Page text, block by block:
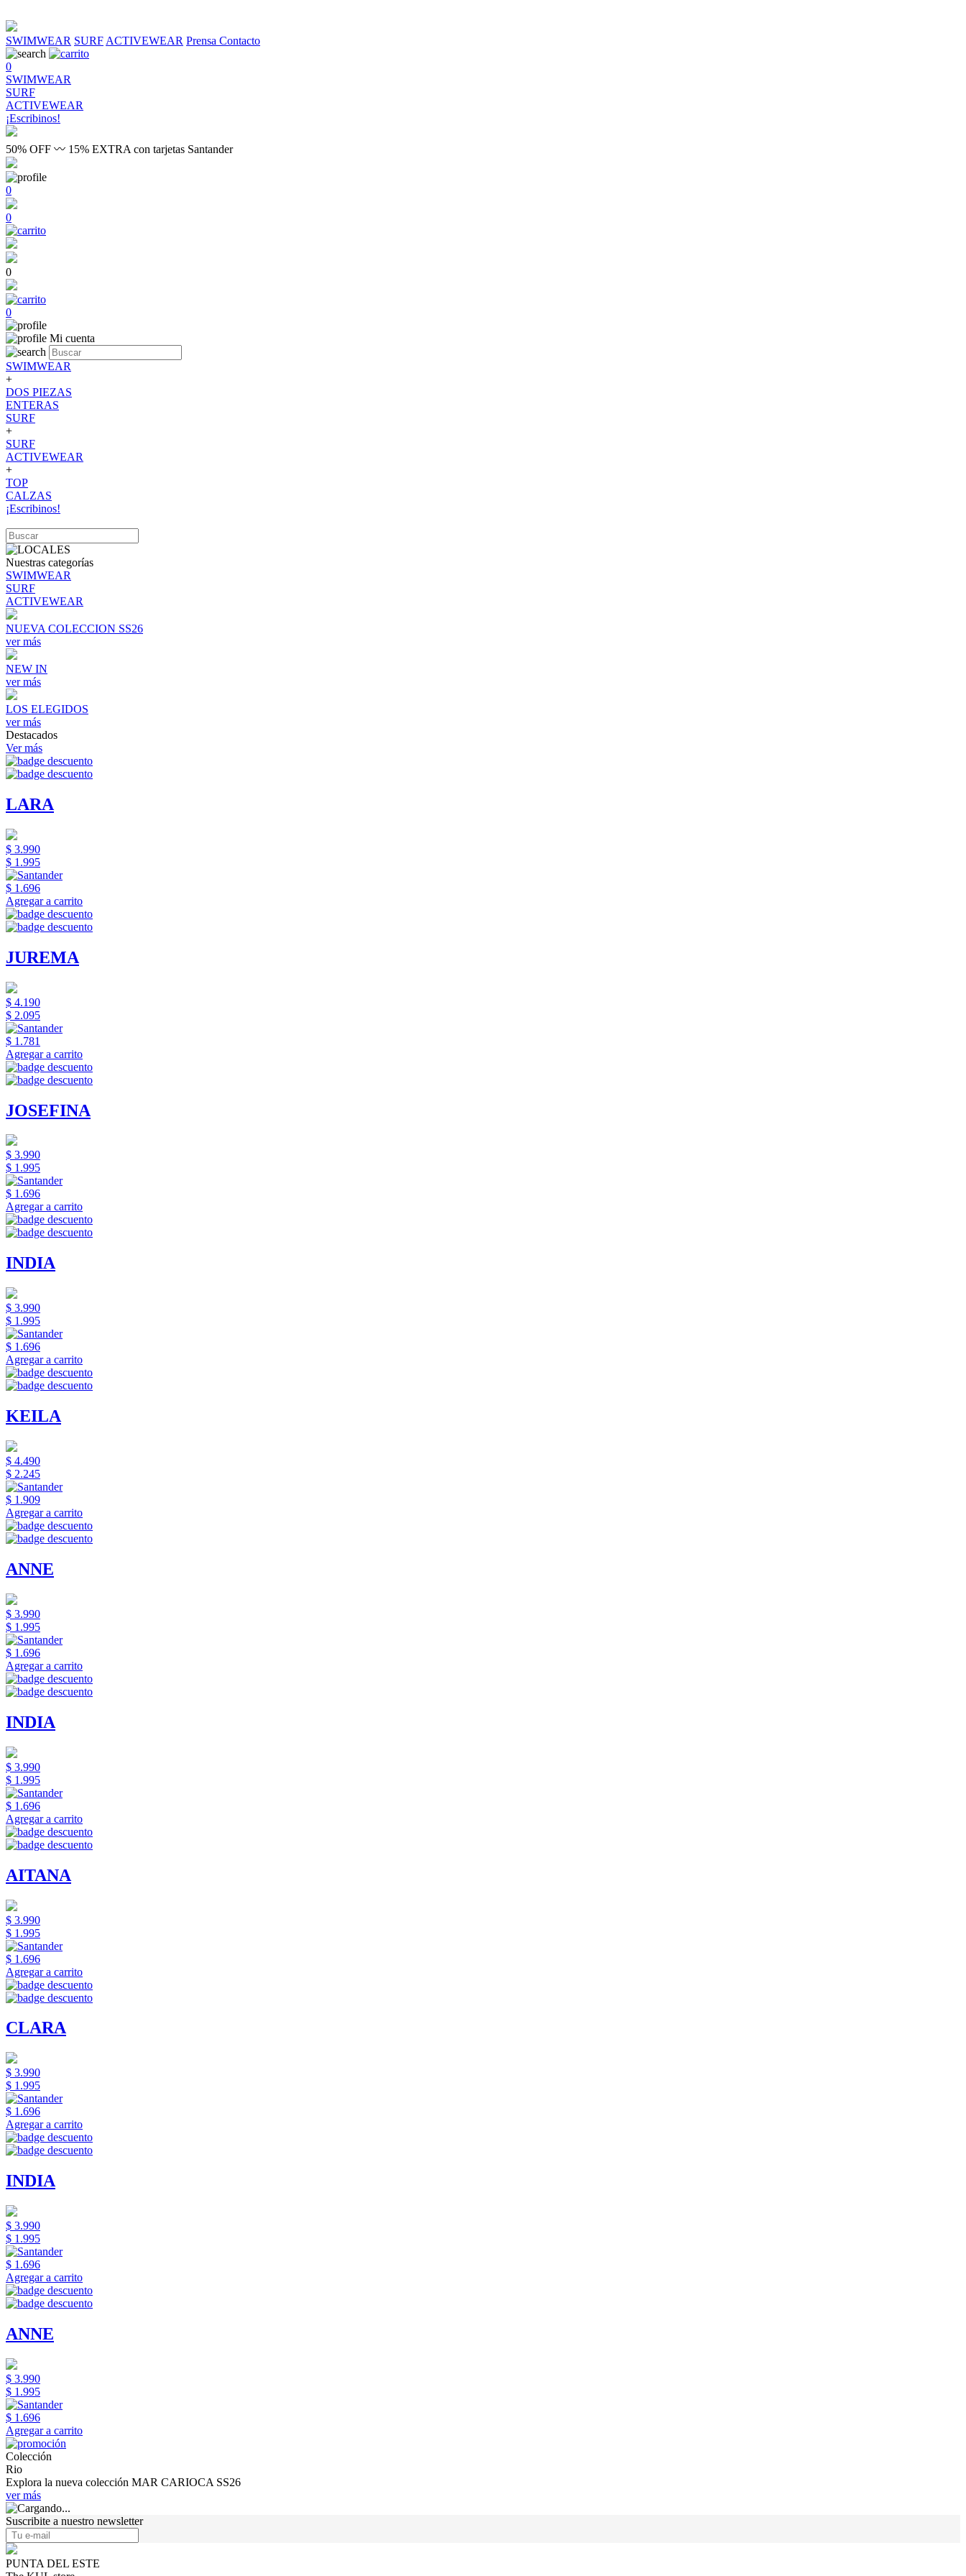
SWIMWEAR SURF ACTIVEWEAR Prensa Contacto
0
SWIMWEAR
SURF
ACTIVEWEAR
¡Escribinos!
50% OFF 〰 15% EXTRA con tarjetas Santander
0
0
0
0
Mi cuenta
SWIMWEAR
+
DOS PIEZAS
ENTERAS
SURF
+
SURF
ACTIVEWEAR
+
TOP
CALZAS
¡Escribinos!
Nuestras categorías
SWIMWEAR
SURF
ACTIVEWEAR
NUEVA COLECCION SS26
ver más
NEW IN
ver más
LOS ELEGIDOS
ver más
Destacados
Ver más
LARA
$ 3.990
$ 1.995
$ 1.696
Agregar a carrito
JUREMA
$ 4.190
$ 2.095
$ 1.781
Agregar a carrito
JOSEFINA
$ 3.990
$ 1.995
$ 1.696
Agregar a carrito
INDIA
$ 3.990
$ 1.995
$ 1.696
Agregar a carrito
KEILA
$ 4.490
$ 2.245
$ 1.909
Agregar a carrito
ANNE
$ 3.990
$ 1.995
$ 1.696
Agregar a carrito
INDIA
$ 3.990
$ 1.995
$ 1.696
Agregar a carrito
AITANA
$ 3.990
$ 1.995
$ 1.696
Agregar a carrito
CLARA
$ 3.990
$ 1.995
$ 1.696
Agregar a carrito
INDIA
$ 3.990
$ 1.995
$ 1.696
Agregar a carrito
ANNE
$ 3.990
$ 1.995
$ 1.696
Agregar a carrito
Colección
Rio
Explora la nueva colección MAR CARIOCA SS26
ver más
Suscribite a nuestro newsletter
PUNTA DEL ESTE